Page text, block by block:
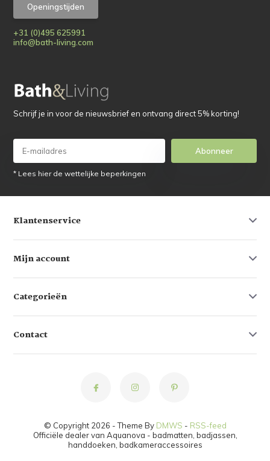
Openingstijden
+31 (0)495 625991
info@bath-living.com
Schrijf je in voor de nieuwsbrief en ontvang direct 5% korting!
Abonneer
* Lees hier de wettelijke beperkingen
Klantenservice
Mijn account
Categorieën
Contact
© Copyright 2026 - Theme By DMWS - RSS-feed
Officiële dealer van Aquanova - badmatten, badjassen,
handdoeken, badkameraccessoires